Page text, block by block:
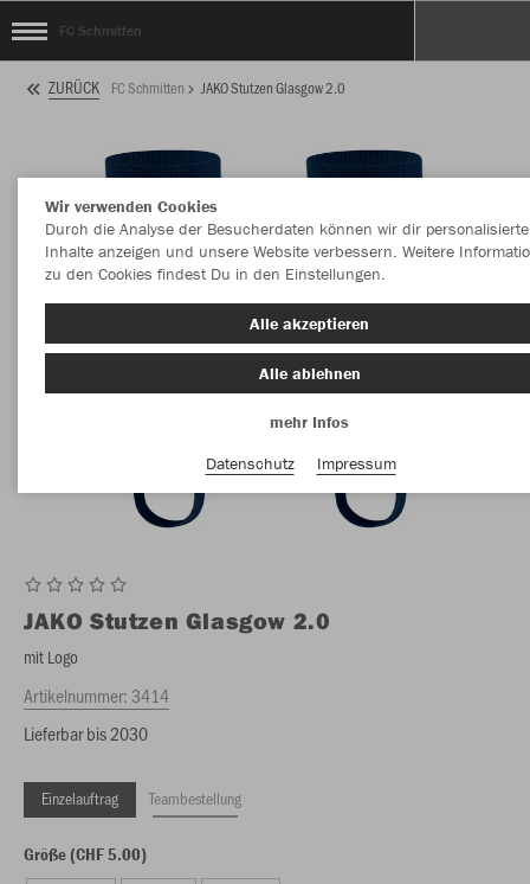
FC Schmitten
ZURÜCK FC Schmitten JAKO Stutzen Glasgow 2.0
JAKO Stutzen Glasgow 2.0
mit Logo
Artikelnummer:3414
Lieferbar bis 2030
Einzelauftrag Teambestellung
Größe (CHF 5.00)
Wir verwenden Cookies
Durch die Analyse der Besucherdaten können wir dir personalisierte
Inhalte anzeigen und unsere Website verbessern. Weitere
zu den Cookies findest Du in den Einstellungen.
Alle akzeptieren
Alle ablehnen
mehr Infos
Datenschutz
Impressum